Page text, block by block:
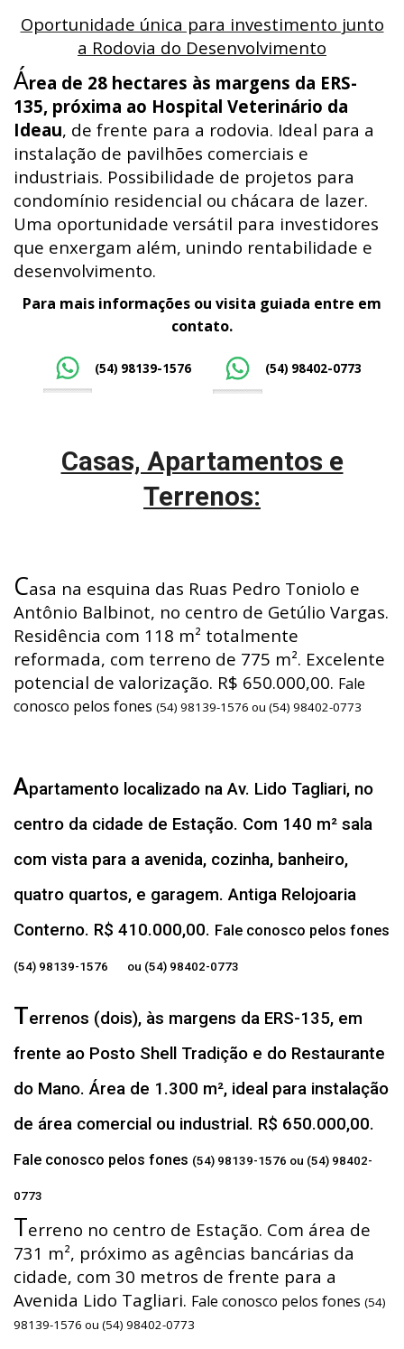
Oportunidade única para investimento junto
a Rodovia do Desenvolvimento
Área de 28 hectares às margens da ERS-
135, próxima ao Hospital Veterinário da
Ideau, de frente para a rodovia. Ideal para a
instalação de pavilhões comerciais e
industriais. Possibilidade de projetos para
condomínio residencial ou chácara de lazer.
Uma oportunidade versátil para investidores
que enxergam além, unindo rentabilidade e
desenvolvimento.
Para mais informações ou visita guiada entre em
contato.
(54) 98139-1576 (54) 98402-0773
Casas, Apartamentos e
Terrenos:
Casa na esquina das Ruas Pedro Toniolo e
Antônio Balbinot, no centro de Getúlio Vargas.
Residência com 118 m² totalmente
reformada, com terreno de 775 m². Excelente
potencial de valorização. R$ 650.000,00. Fale
conosco pelos fones (54) 98139-1576 ou (54) 98402-0773
Apartamento localizado na Av. Lido Tagliari, no
centro da cidade de Estação. Com 140 m² sala
com vista para a avenida, cozinha, banheiro,
quatro quartos, e garagem. Antiga Relojoaria
Conterno. R$ 410.000,00. Fale conosco pelos fones
(54) 98139-1576 ou (54) 98402-0773
Terrenos (dois), às margens da ERS-135, em
frente ao Posto Shell Tradição e do Restaurante
do Mano. Área de 1.300 m², ideal para instalação
de área comercial ou industrial. R$ 650.000,00.
Fale conosco pelos fones (54) 98139-1576 ou (54) 98402-
0773
Terreno no centro de Estação. Com área de
731 m², próximo as agências bancárias da
cidade, com 30 metros de frente para a
Avenida Lido Tagliari. Fale conosco pelos fones (54)
98139-1576 ou (54) 98402-0773